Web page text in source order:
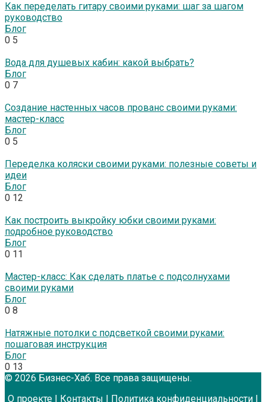
Как переделать гитару своими руками: шаг за шагом
руководство
Блог
0 5
Вода для душевых кабин: какой выбрать?
Блог
0 7
Создание настенных часов прованс своими руками:
мастер-класс
Блог
0 5
Переделка коляски своими руками: полезные советы и
идеи
Блог
0 12
Как построить выкройку юбки своими руками:
подробное руководство
Блог
0 11
Мастер-класс: Как сделать платье с подсолнухами
своими руками
Блог
0 8
Натяжные потолки с подсветкой своими руками:
пошаговая инструкция
Блог
0 13
© 2026 Бизнес-Хаб. Все права защищены.
О проекте | Контакты | Политика конфиденциальности |